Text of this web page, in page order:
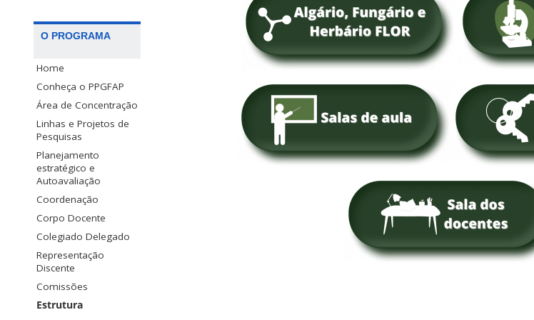
O PROGRAMA
Home
Conheça o PPGFAP
Área de Concentração
Linhas e Projetos de
Pesquisas
Planejamento
estratégico e
Autoavaliação
Coordenação
Corpo Docente
Colegiado Delegado
Representação
Discente
Comissões
Estrutura